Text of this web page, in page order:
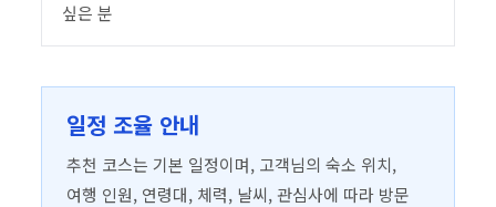
싶은 분
일정 조율 안내
추천 코스는 기본 일정이며, 고객님의 숙소 위치,
여행 인원, 연령대, 체력, 날씨, 관심사에 따라 방문